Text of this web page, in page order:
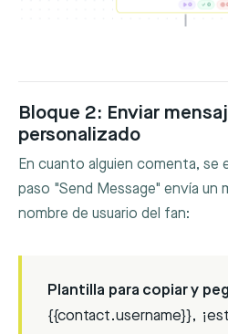
Bloque 2: Enviar
personalizado
En cuanto alguien comenta, se
paso "Send Message" envía un
nombre de usuario del fan:
Plantilla para copiar y
{{contact.username}},